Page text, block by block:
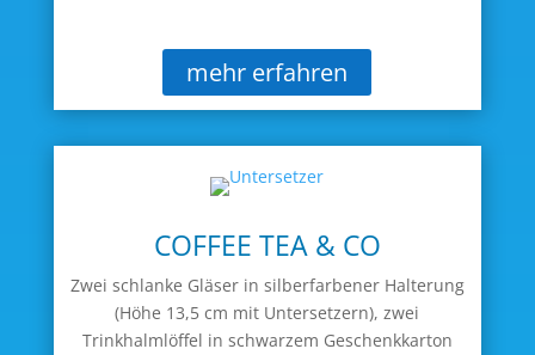
mehr erfahren
COFFEE TEA & CO
Zwei schlanke Gläser in silberfarbener Halterung
(Höhe 13,5 cm mit Untersetzern), zwei
Trinkhalmlöffel in schwarzem Geschenkkarton